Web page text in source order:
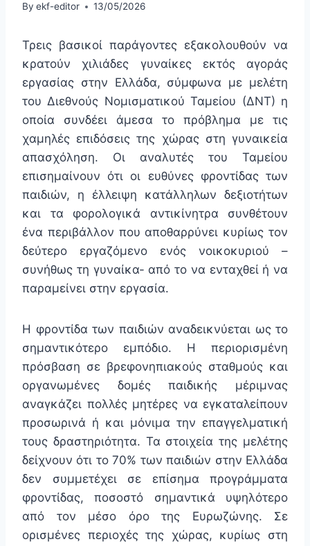
By ekf-editor 13/05/2026
Τρεις βασικοί παράγοντες εξακολουθούν να
κρατούν χιλιάδες γυναίκες εκτός αγοράς
εργασίας στην Ελλάδα, σύμφωνα με μελέτη
του Διεθνούς Νομισματικού Ταμείου (ΔΝΤ) η
οποία συνδέει άμεσα το πρόβλημα με τις
χαμηλές επιδόσεις της χώρας στη γυναικεία
απασχόληση. Οι αναλυτές του Ταμείου
επισημαίνουν ότι οι ευθύνες φροντίδας των
παιδιών, η έλλειψη κατάλληλων δεξιοτήτων
και τα φορολογικά αντικίνητρα συνθέτουν
ένα περιβάλλον που αποθαρρύνει κυρίως τον
δεύτερο εργαζόμενο ενός νοικοκυριού –
συνήθως τη γυναίκα- από το να ενταχθεί ή να
παραμείνει στην εργασία.
Η φροντίδα των παιδιών αναδεικνύεται ως το
σημαντικότερο εμπόδιο. Η περιορισμένη
πρόσβαση σε βρεφονηπιακούς σταθμούς και
οργανωμένες δομές παιδικής μέριμνας
αναγκάζει πολλές μητέρες να εγκαταλείπουν
προσωρινά ή και μόνιμα την επαγγελματική
τους δραστηριότητα. Τα στοιχεία της μελέτης
δείχνουν ότι το 70% των παιδιών στην Ελλάδα
δεν συμμετέχει σε επίσημα προγράμματα
φροντίδας, ποσοστό σημαντικά υψηλότερο
από τον μέσο όρο της Ευρωζώνης. Σε
ορισμένες περιοχές της χώρας, κυρίως στη